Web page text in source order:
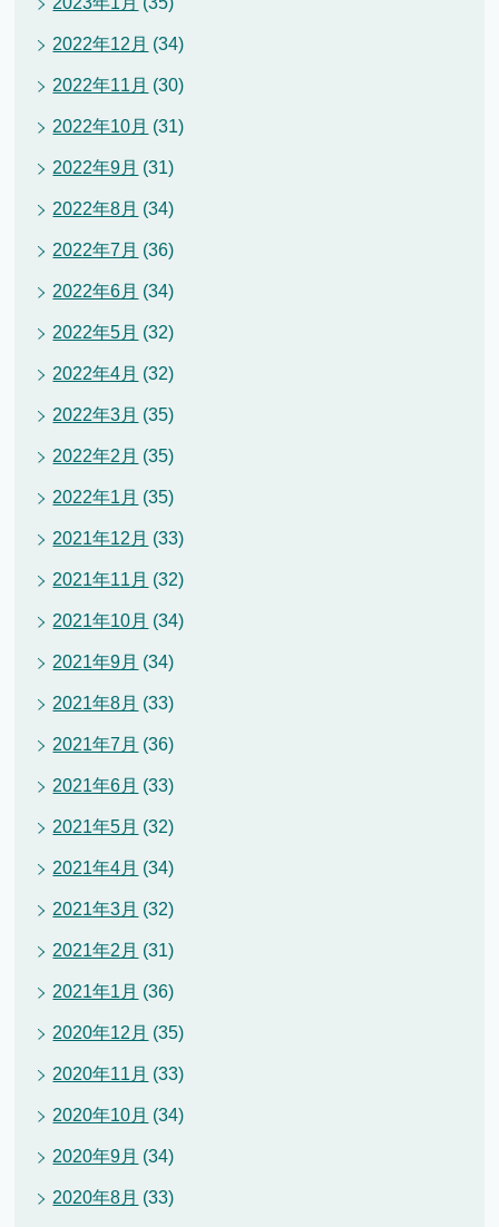
2022年12月 (34)
2022年11月 (30)
2022年10月 (31)
2022年9月 (31)
2022年8月 (34)
2022年7月 (36)
2022年6月 (34)
2022年5月 (32)
2022年4月 (32)
2022年3月 (35)
2022年2月 (35)
2022年1月 (35)
2021年12月 (33)
2021年11月 (32)
2021年10月 (34)
2021年9月 (34)
2021年8月 (33)
2021年7月 (36)
2021年6月 (33)
2021年5月 (32)
2021年4月 (34)
2021年3月 (32)
2021年2月 (31)
2021年1月 (36)
2020年12月 (35)
2020年11月 (33)
2020年10月 (34)
2020年9月 (34)
2020年8月 (33)